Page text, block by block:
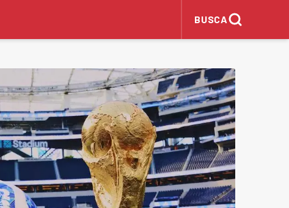
BUSCA